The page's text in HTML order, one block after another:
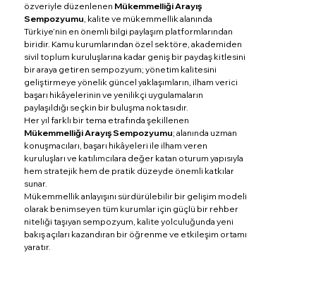
özveriyle düzenlenen Mükemmelliği Arayış
Sempozyumu, kalite ve mükemmellik alanında
Türkiye’nin en önemli bilgi paylaşım platformlarından
biridir. Kamu kurumlarından özel sektöre, akademiden
sivil toplum kuruluşlarına kadar geniş bir paydaş kitlesini
bir araya getiren sempozyum; yönetim kalitesini
geliştirmeye yönelik güncel yaklaşımların, ilham verici
başarı hikâyelerinin ve yenilikçi uygulamaların
paylaşıldığı seçkin bir buluşma noktasıdır.
Her yıl farklı bir tema etrafında şekillenen
Mükemmelliği Arayış Sempozyumu; alanında uzman
konuşmacıları, başarı hikâyeleri ile ilham veren
kuruluşları ve katılımcılara değer katan oturum yapısıyla
hem stratejik hem de pratik düzeyde önemli katkılar
sunar.
Mükemmellik anlayışını sürdürülebilir bir gelişim modeli
olarak benimseyen tüm kurumlar için güçlü bir rehber
niteliği taşıyan sempozyum, kalite yolculuğunda yeni
bakış açıları kazandıran bir öğrenme ve etkileşim ortamı
yaratır.